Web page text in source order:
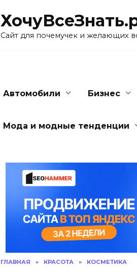
Сайт для почемучек и желающих
Автомобили Бизнес
Мода и модные тенденции
ГЛАВНАЯ » КРАСОТА » КОСМЕТИКА